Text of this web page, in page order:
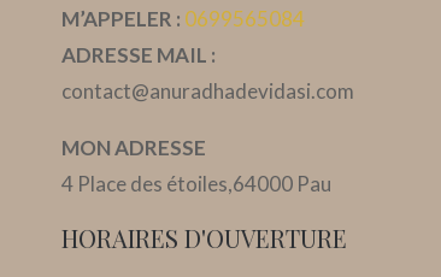
M’APPELER : 0699565084
ADRESSE MAIL :
contact@anuradhadevidasi.com
MON ADRESSE
4 Place des étoiles,64000 Pau
HORAIRES D'OUVERTURE